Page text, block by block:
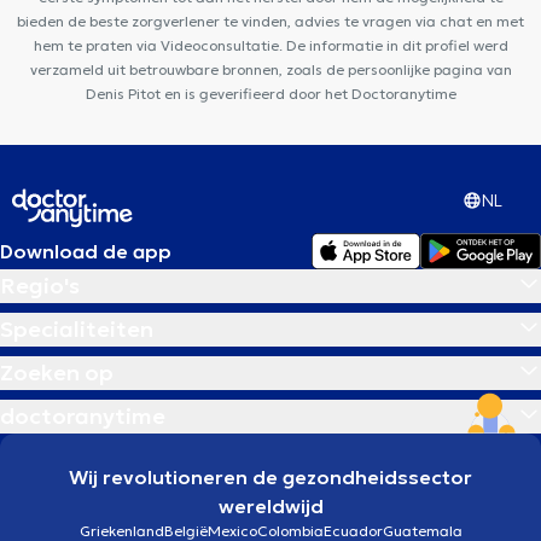
bieden de beste zorgverlener te vinden, advies te vragen via chat en met
hem te praten via Videoconsultatie. De informatie in dit profiel werd
verzameld uit betrouwbare bronnen, zoals de persoonlijke pagina van
Denis Pitot en is geverifieerd door het Doctoranytime
NL
Download de app
Wij revolutioneren de gezondheidssector
wereldwijd
GriekenlandBelgiëMexicoColombiaEcuadorGuatemala